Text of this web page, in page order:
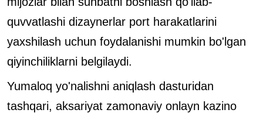
quvvatlashi dizaynerlar port harakatlarini
yaxshilash uchun foydalanishi mumkin bo'lgan
qiyinchiliklarni belgilaydi.
Yumaloq yo'nalishni aniqlash dasturidan
tashqari, aksariyat zamonaviy onlayn kazino